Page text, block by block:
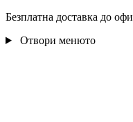
Безплатна доставка до
Отвори менюто